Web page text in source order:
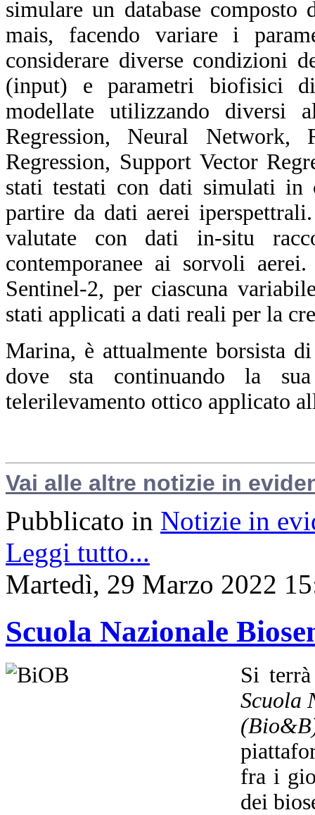
simulare un database
mais, facendo variare i
considerare diverse condizioni
(input) e parametri biofisici
modellate utilizzando diversi
Regression, Neural Network,
Regression, Support Vector
stati testati con dati simulati in
partire da dati aerei
valutate con dati in-situ
contemporanee ai sorvoli
Sentinel-2, per ciascuna
stati applicati a dati reali per la
Marina, è attualmente borsista
dove sta continuando la
telerilevamento ottico applicato
Vai alle altre notizie in
Pubblicato in Notizie in
Leggi tutto...
Martedì, 29 Marzo 2022
Scuola Nazionale
Si
Scuola
fra i
dei